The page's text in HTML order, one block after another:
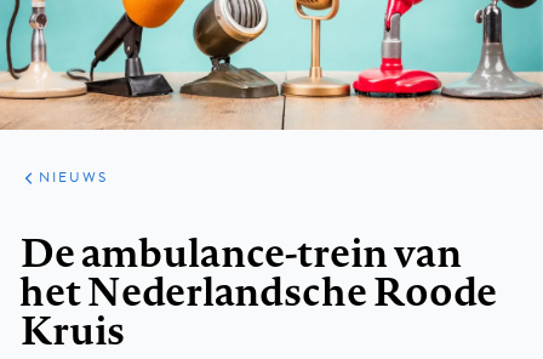
ARTIKELEN
HET
KORT
NIEUWS
De ambulance-trein van
het Nederlandsche Roode
Kruis